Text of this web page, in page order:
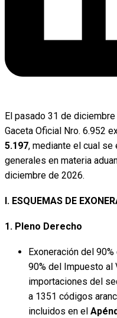
El pasado 31 de
Gaceta Oficial Nro. 6.952
5.197, mediante el cual
generales en materia
diciembre de 2026.
I. ESQUEMAS DE
1. Pleno Derecho
Exoneración del
90% del Impuesto al
importaciones del
a 1351 códigos
incluidos en el